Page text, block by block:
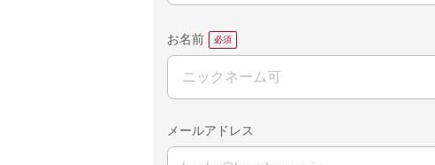
お名前
メールアドレス